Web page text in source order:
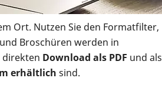
Ort. Nutzen Sie den Formatfilter,
Broschüren werden in
direkten Download als PDF und als
erhältlich sind.